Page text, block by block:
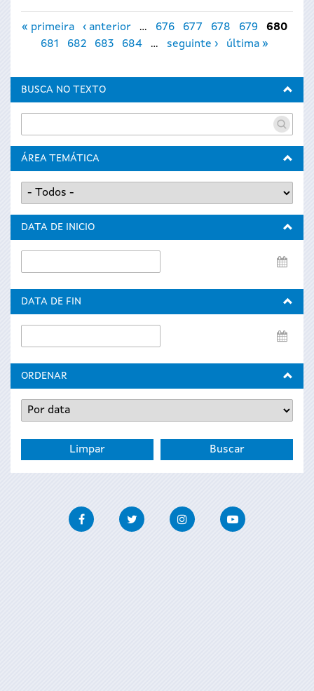
Páxinas
« primeira ‹ anterior … 676 677 678 679
680
681
682 683 684 … seguinte › última »
BUSCA NO TEXTO
ÁREA TEMÁTICA
DATA DE INICIO
de
DATA DE FIN
de
ORDENAR
FacebookTwitter InstagramYoutube